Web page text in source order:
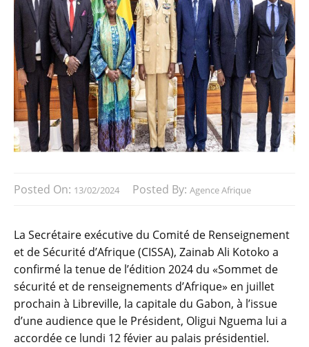
Posted On: 13/02/2024 Posted By: Agence Afrique
La Secrétaire exécutive du Comité de Renseignement
et de Sécurité d’Afrique (CISSA), Zainab Ali Kotoko a
confirmé la tenue de l’édition 2024 du «Sommet de
sécurité et de renseignements d’Afrique» en juillet
prochain à Libreville, la capitale du Gabon, à l’issue
d’une audience que le Président, Oligui Nguema lui a
accordée ce lundi 12 févier au palais présidentiel.